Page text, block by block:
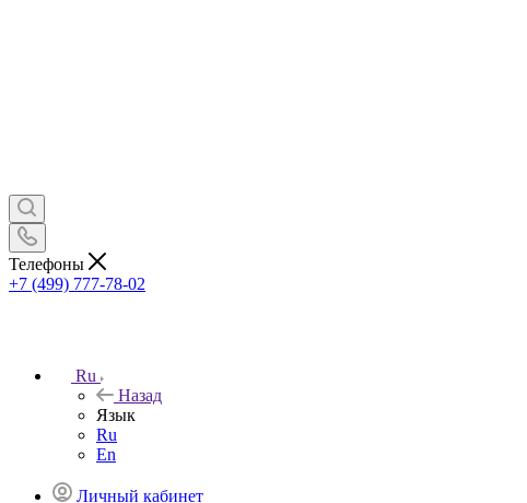
Телефоны
+7 (499) 777-78-02
Ru
Назад
Язык
Ru
En
Личный кабинет